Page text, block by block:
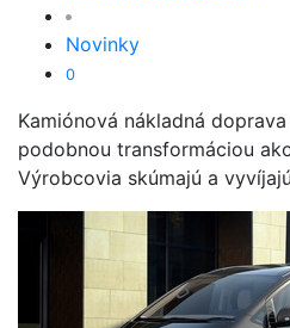
Novinky
0
Kamiónová nákladná
podobnou transformáciou
Výrobcovia skúmajú a